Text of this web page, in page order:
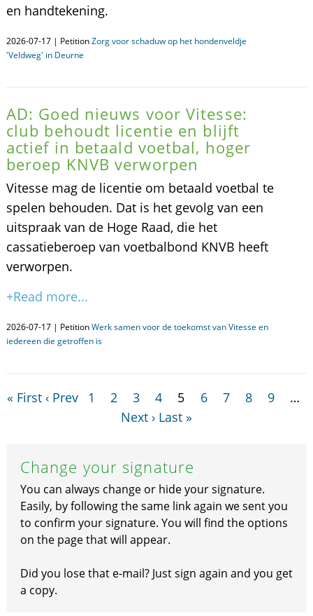
en handtekening.
2026-07-17 | PetitionZorg voor schaduw op het hondenveldje
'Veldweg' in Deurne
AD: Goed nieuws voor Vitesse:
club behoudt licentie en blijft
actief in betaald voetbal, hoger
beroep KNVB verworpen
Vitesse mag de licentie om betaald voetbal te
spelen behouden. Dat is het gevolg van een
uitspraak van de Hoge Raad, die het
cassatieberoep van voetbalbond KNVB heeft
verworpen.
+Read more...
2026-07-17 | PetitionWerk samen voor de toekomst van Vitesse en
iedereen die getroffen is
« First ‹ Prev 1 2 3 4 5 6 7 8 9
…
Next › Last »
Change your signature
You can always change or hide your signature.
Easily, by following the same link again we sent you
to confirm your signature. You will find the options
on the page that will appear.
Did you lose that e-mail? Just sign again and you get
a copy.